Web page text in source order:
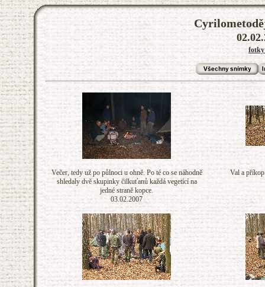
fotky
Večer, tedy už po půlnoci u ohně. Po té co se náhodně
shledaly dvě skupinky čilkuťanů každá vegetící na
jedné straně kopce.
03.02.2007
Val a